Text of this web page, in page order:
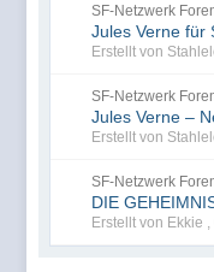
SF-Netzwerk
Jules Verne für
Erstellt von
SF-Netzwerk
Jules Verne –
Erstellt von
SF-Netzwerk
DIE
Erstellt von Ekkie ,